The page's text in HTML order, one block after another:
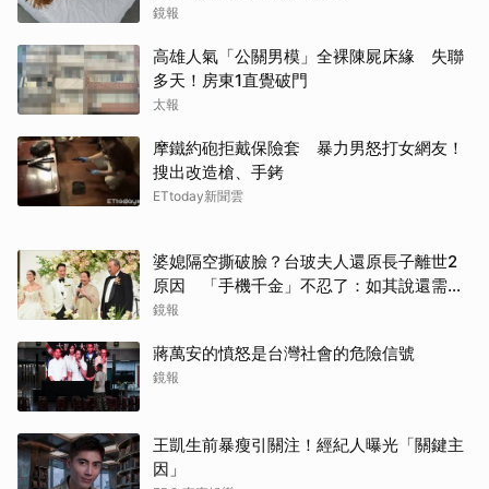
鏡報
高雄人氣「公關男模」全裸陳屍床緣 失聯
多天！房東1直覺破門
太報
摩鐵約砲拒戴保險套 暴力男怒打女網友！
搜出改造槍、手銬
ETtoday新聞雲
婆媳隔空撕破臉？台玻夫人還原長子離世2
原因 「手機千金」不忍了：如其說還需要
離開嗎？
鏡報
蔣萬安的憤怒是台灣社會的危險信號
鏡報
王凱生前暴瘦引關注！經紀人曝光「關鍵主
因」